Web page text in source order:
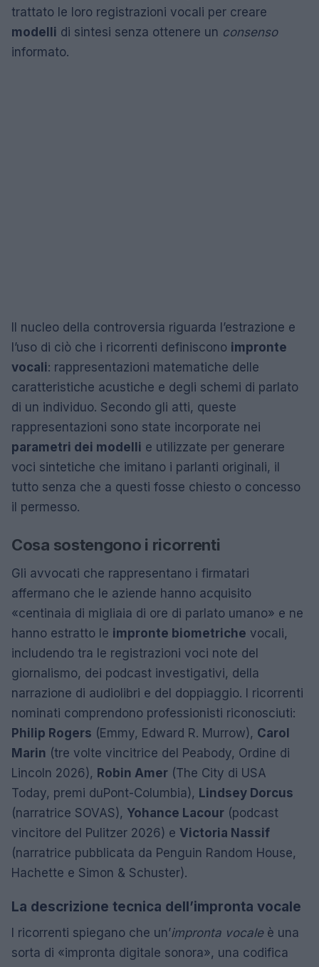
trattato le loro registrazioni vocali per creare
modelli di sintesi senza ottenere un consenso
informato.
Il nucleo della controversia riguarda l’estrazione e
l’uso di ciò che i ricorrenti definiscono impronte
vocali: rappresentazioni matematiche delle
caratteristiche acustiche e degli schemi di parlato
di un individuo. Secondo gli atti, queste
rappresentazioni sono state incorporate nei
parametri dei modelli e utilizzate per generare
voci sintetiche che imitano i parlanti originali, il
tutto senza che a questi fosse chiesto o concesso
il permesso.
Cosa sostengono i ricorrenti
Gli avvocati che rappresentano i firmatari
affermano che le aziende hanno acquisito
«centinaia di migliaia di ore di parlato umano» e ne
hanno estratto le impronte biometriche vocali,
includendo tra le registrazioni voci note del
giornalismo, dei podcast investigativi, della
narrazione di audiolibri e del doppiaggio. I ricorrenti
nominati comprendono professionisti riconosciuti:
Philip Rogers (Emmy, Edward R. Murrow), Carol
Marin (tre volte vincitrice del Peabody, Ordine di
Lincoln 2026), Robin Amer (The City di USA
Today, premi duPont-Columbia), Lindsey Dorcus
(narratrice SOVAS), Yohance Lacour (podcast
vincitore del Pulitzer 2026) e Victoria Nassif
(narratrice pubblicata da Penguin Random House,
Hachette e Simon & Schuster).
La descrizione tecnica dell’impronta vocale
I ricorrenti spiegano che un’impronta vocaleè una
sorta di «impronta digitale sonora», una codifica